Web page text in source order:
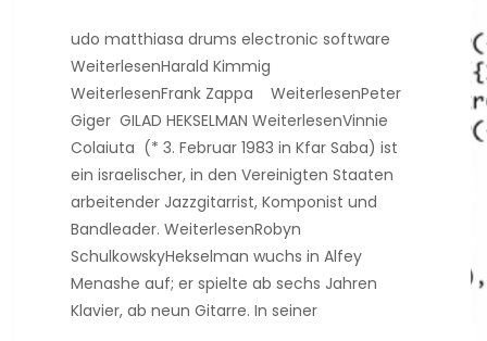
udo matthiasa drums electronic software
WeiterlesenHarald Kimmig
WeiterlesenFrank Zappa WeiterlesenPeter
Giger GILAD HEKSELMAN WeiterlesenVinnie
Colaiuta (* 3. Februar 1983 in Kfar Saba) ist
ein israelischer, in den Vereinigten Staaten
arbeitender Jazzgitarrist, Komponist und
Bandleader. WeiterlesenRobyn
SchulkowskyHekselman wuchs in Alfey
Menashe auf; er spielte ab sechs Jahren
Klavier, ab neun Gitarre. In seiner